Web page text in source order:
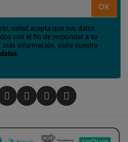
OK
usted acepta que sus datos
con el fin de responder a su
más información, visite nuestra
.